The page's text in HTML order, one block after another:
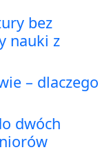
bez
nauki z
– dlaczego
dwóch